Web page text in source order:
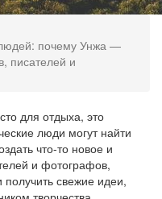
почему Унжа —
писателей и
для отдыха, это
люди могут найти
что-то новое и
и фотографов,
свежие идеи,